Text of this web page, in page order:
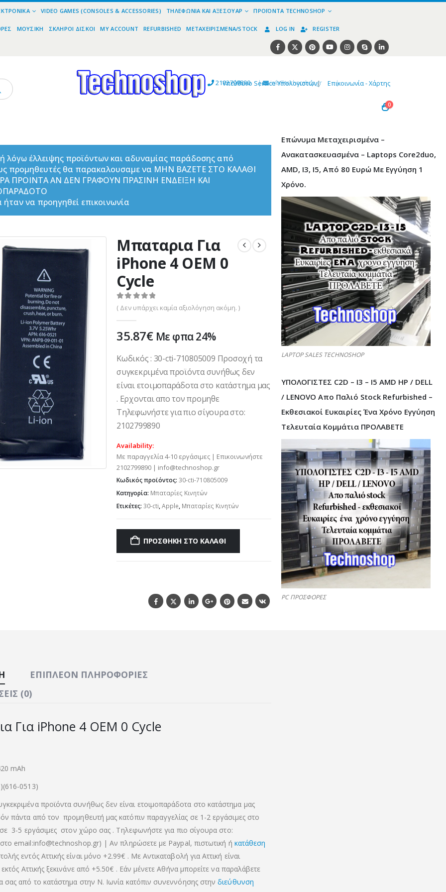
VIDEO GAMES (CONSOLES & ACCESSORIES) ΤΗΛΕΦΩΝΊΑ ΚΑΙ ΑΞΕΣΟΥΆΡ ΠΡΟΪΌΝΤΑ TECHNOSHOP
ΜΟΥΣΙΚΉ ΣΚΛΗΡΟΊ ΔΊΣΚΟΙ MY ACCOUNT REFURBISHED ΜΕΤΑΧΕΙΡΙΣΜΈΝΑ/STOCK LOG IN REGISTER
2102799890 | info@technoshop,gr |
Υπεύθυνο Service Υπολογιστών| Επικοινωνία - Χάρτης
0
λόγω έλλειψης προϊόντων και αδυναμίας παράδοσης από
προμηθευτές θα παρακαλουσαμε να ΜΗΝ ΒΑΖΕΤΕ ΣΤΟ ΚΑΛΑΘΙ
ΠΡΟΙΝΤΑ ΑΝ ΔΕΝ ΓΡΑΦΟΥΝ ΠΡΑΣΙΝΗ ΕΝΔΕΙΞΗ ΚΑΙ
ήταν να προηγηθεί επικοινωνία
Μπαταρια Για
iPhone 4 OEM 0
Cycle
0 out of 5
( Δεν υπάρχει καμία αξιολόγηση ακόμη. )
35.87€ Με φπα 24%
Κωδικός : 30-cti-710805009 Προσοχή τα
συγκεκριμένα προϊόντα συνήθως δεν
είναι ετοιμοπαράδοτα στο κατάστημα μας
. Ερχονται απο τον προμηθε
Τηλεφωνήστε για πιο σίγουρα στο:
2102799890
Availability:
Με παραγγελία 4-10 εργάσιμες | Επικοινωνήστε
2102799890 | info@technoshop.gr
Κωδικός προϊόντος: 30-cti-710805009
Κατηγορία: Μπαταρίες Κινητών
Ετικέτες: 30-cti,Apple, Μπαταρίες Κινητών
ΠΡΟΣΘΉΚΗ ΣΤΟ ΚΑΛΆΘΙ
ΕΠΙΠΛΈΟΝ ΠΛΗΡΟΦΟΡΊΕΣ
(0)
Για iPhone 4 OEM 0 Cycle
mAh
0513)
προϊόντα συνήθως δεν είναι ετοιμοπαράδοτα στο κατάστημα μας
πάντα από τον προμηθευτή μας κατόπιν παραγγελίας σε 1-2 εργάσιμες στο
σε 3-5 εργάσιμες στον χώρο σας . Τηλεφωνήστε για πιο σίγουρα στο:
email:info@technoshop.gr) | Αν πληρώσετε με Paypal, πιστωτική ή κατάθεση
εντός Αττικής είναι μόνο +2.99€ . Με Αντικαταβολή για Αττική είναι
εκτός Αττικής ξεκινάνε από +5.50€ . Εάν μένετε Αθήνα μπορείτε να παραλάβετε
σας από το κατάστημα στην Ν. Ιωνία κατόπιν συνεννόησης στηνδιεύθυνση
Επώνυμα Μεταχειρισμένα –
Ανακατασκευασμένα – Laptops Core2duo,
AMD, I3, I5, Από 80 Ευρώ Με Εγγύηση 1
Χρόνο.
LAPTOP SALES TECHNOSHOP
ΥΠΟΛΟΓΙΣΤΕΣ C2D – I3 – I5 AMD HP / DELL
/ LENOVO Απο Παλιό Stock Refurbished –
Εκθεσιακοί Ευκαιρίες Ένα Χρόνο Εγγύηση
Τελευταία Κομμάτια ΠΡΟΛΑΒΕΤΕ
PC ΠΡΟΣΦΟΡΕΣ